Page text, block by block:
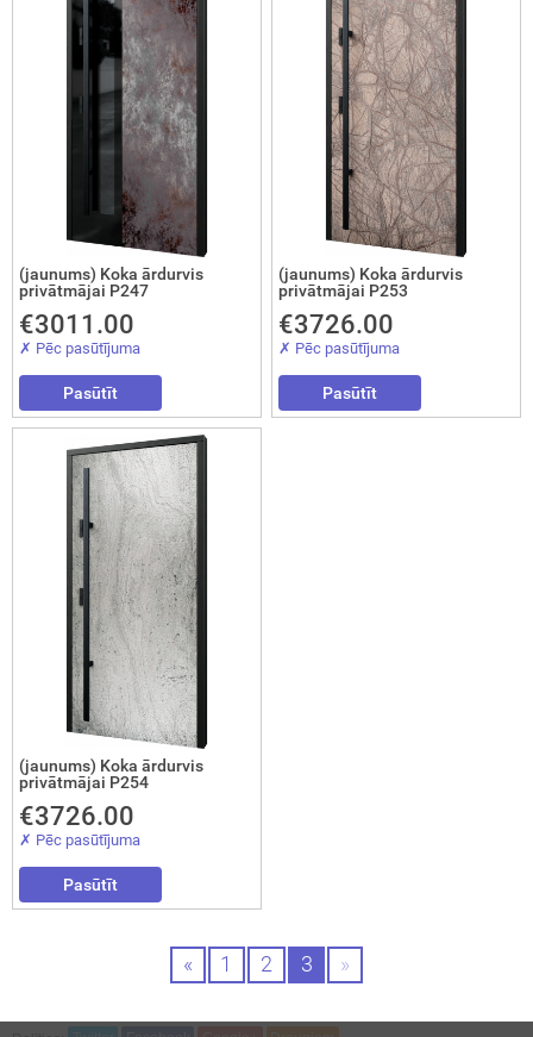
(jaunums) Koka ārdurvis
privātmājai P247
€3011.00
✗ Pēc pasūtījuma
Pasūtīt
(jaunums) Koka ārdurvis
privātmājai P253
€3726.00
✗ Pēc pasūtījuma
Pasūtīt
(jaunums) Koka ārdurvis
privātmājai P254
€3726.00
✗ Pēc pasūtījuma
Pasūtīt
« 1 2 3 »
Nosūtīt!